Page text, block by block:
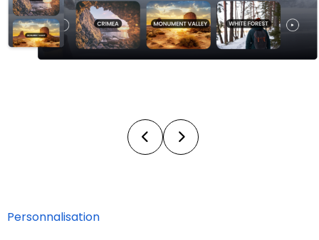
Personnalisation